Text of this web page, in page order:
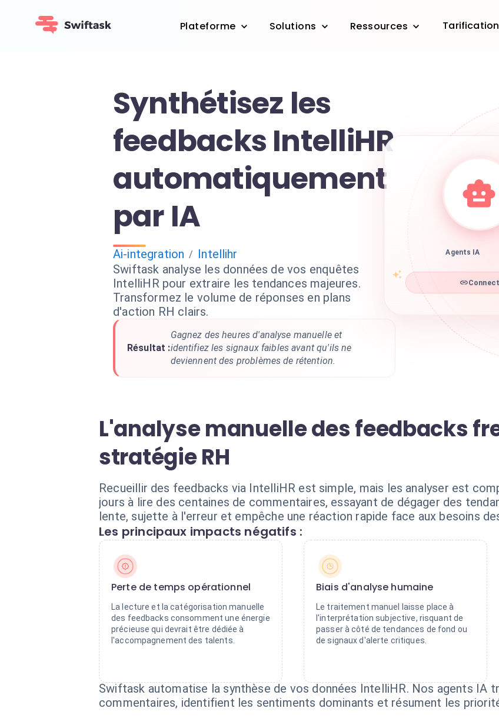
Plateforme Solutions Ressources Tarification
Synthétisez les
feedbacks IntelliHR
automatiquement
par IA
Ai-integration / Intellihr
Swiftask analyse les données de vos enquêtes
IntelliHR pour extraire les tendances majeures.
Transformez le volume de réponses en plans
d'action RH clairs.
Résultat :
Gagnez des heures d'analyse manuelle et
identifiez les signaux faibles avant qu'ils ne
deviennent des problèmes de rétention.
Agents IA
L'analyse manuelle des feedbacks
stratégie RH
Recueillir des feedbacks via IntelliHR est simple, mais les analyser est
jours à lire des centaines de commentaires, essayant de dégager des
lente, sujette à l'erreur et empêche une réaction rapide face aux besoins
Les principaux impacts négatifs :
Perte de temps opérationnel
La lecture et la catégorisation manuelle
des feedbacks consomment une énergie
précieuse qui devrait être dédiée à
l'accompagnement des talents.
Biais d'analyse humaine
Le traitement manuel laisse place à
l'interprétation subjective, risquant de
passer à côté de tendances de fond ou
de signaux d'alerte critiques.
Swiftask automatise la synthèse de vos données IntelliHR. Nos agents IA
commentaires, identifient les sentiments dominants et résument les